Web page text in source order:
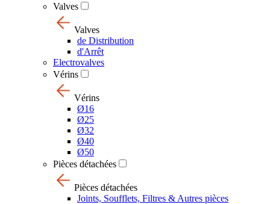
Valves
Valves
de Distribution
d'Arrêt
Electrovalves
Vérins
Vérins
Ø16
Ø25
Ø32
Ø40
Ø50
Pièces détachées
Pièces détachées
Joints, Soufflets, Filtres & Autres pièces